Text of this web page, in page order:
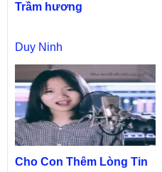
Trầm hương
Duy Ninh
Cho Con Thêm Lòng Tin